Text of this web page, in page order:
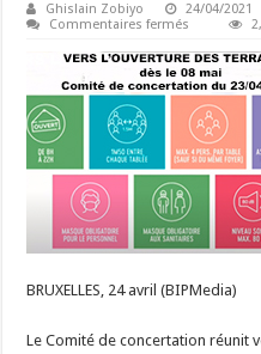
Ghislain Zobiyo 24/04/2021
Commentaires fermés
19)
Belgique
:
le
Comité
de
confirme
l’entrée
en
vigueur
du
plan
«
air
BRUXELLES, 24 avril (BIPMedia)
Le Comité de concertation réunit